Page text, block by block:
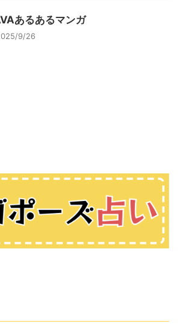
あるあるマンガ
9/26